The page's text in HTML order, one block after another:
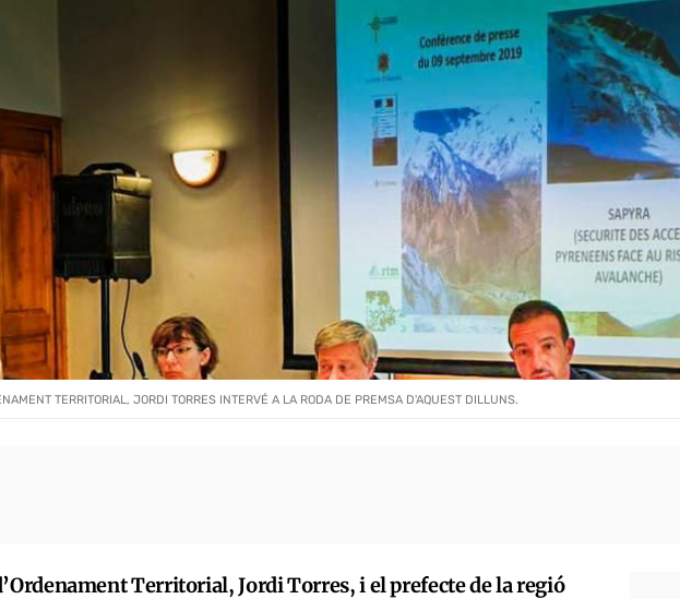
TERRITORIAL, JORDI TORRES INTERVÉ A LA RODA DE PREMSA D'AQUEST DILLUNS.
Territorial, Jordi Torres, i el prefecte de la regió